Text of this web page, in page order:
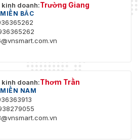
doanh:Trường Giang
BẮC
doanh:Thơm Trần
NAM